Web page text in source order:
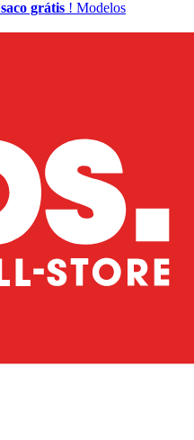
saco grátis ! Modelos